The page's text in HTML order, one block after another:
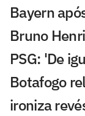
Bayern
Bruno
PSG: 'De
Botafogo
ironiza